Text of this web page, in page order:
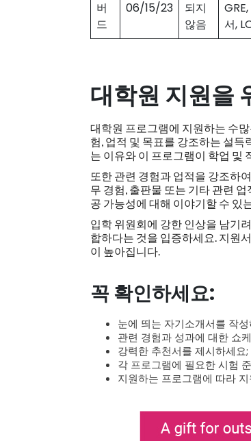
버
드
06/15/23
되지
않음
서,
대학원 지원을
대학원 프로그램에 지원하는 수
험, 업적 및 목표를 강조하는 설
는 이유와 이 프로그램이 학업 및
또한 관련 경험과 업적을 강조하
무 경험, 출판물 또는 기타 관련
공 가능성에 대해 이야기할 수 있
입학 위원회에 강한 인상을 남기
합하다는 것을 입증하세요. 지원
이 높아집니다.
꼭 확인하세요:
눈에 띄는 자기소개서를 작성
관련 경험과 성과에 대한 쇼
강력한 추천서를 제시하세요;
각 프로그램에 필요한 시험
지원하는 프로그램에 따라